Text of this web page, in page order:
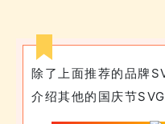
除了上面推荐的品牌
介绍其他的国庆节SVG